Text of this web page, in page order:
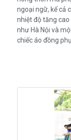
ngoại ngữ, kể cả
nhiệt độ tăng cao
như Hà Nội và
chiếc áo đồng